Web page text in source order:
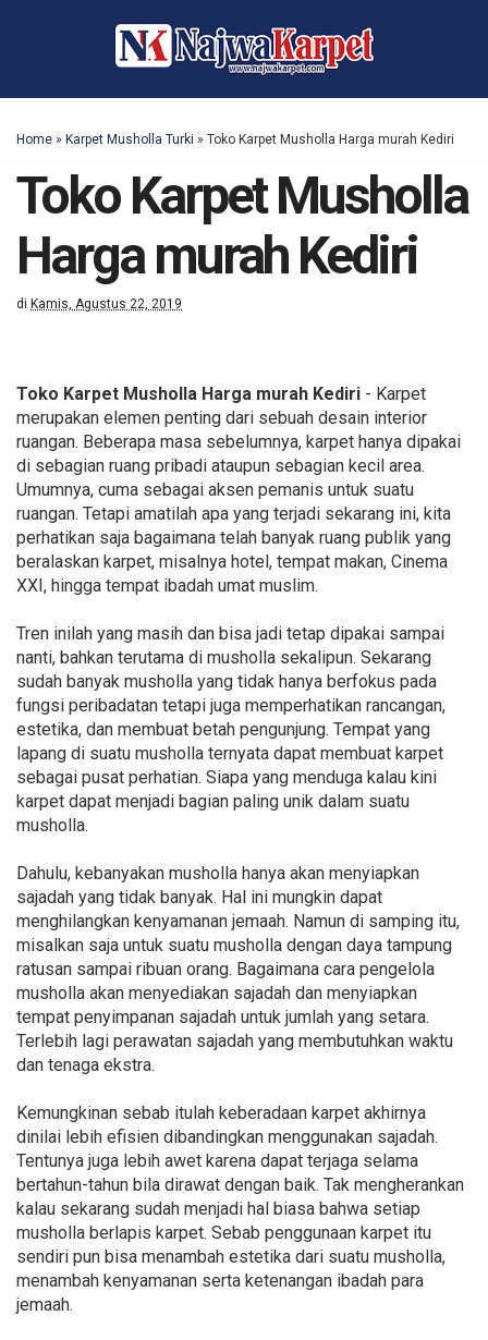
Home » Karpet Musholla Turki » Toko Karpet Musholla Harga murah Kediri
Toko Karpet Musholla
Harga murah Kediri
di Kamis, Agustus 22, 2019
Toko Karpet Musholla Harga murah Kediri - Karpet
merupakan elemen penting dari sebuah desain interior
ruangan. Beberapa masa sebelumnya, karpet hanya dipakai
di sebagian ruang pribadi ataupun sebagian kecil area.
Umumnya, cuma sebagai aksen pemanis untuk suatu
ruangan. Tetapi amatilah apa yang terjadi sekarang ini, kita
perhatikan saja bagaimana telah banyak ruang publik yang
beralaskan karpet, misalnya hotel, tempat makan, Cinema
XXI, hingga tempat ibadah umat muslim.
Tren inilah yang masih dan bisa jadi tetap dipakai sampai
nanti, bahkan terutama di musholla sekalipun. Sekarang
sudah banyak musholla yang tidak hanya berfokus pada
fungsi peribadatan tetapi juga memperhatikan rancangan,
estetika, dan membuat betah pengunjung. Tempat yang
lapang di suatu musholla ternyata dapat membuat karpet
sebagai pusat perhatian. Siapa yang menduga kalau kini
karpet dapat menjadi bagian paling unik dalam suatu
musholla.
Dahulu, kebanyakan musholla hanya akan menyiapkan
sajadah yang tidak banyak. Hal ini mungkin dapat
menghilangkan kenyamanan jemaah. Namun di samping itu,
misalkan saja untuk suatu musholla dengan daya tampung
ratusan sampai ribuan orang. Bagaimana cara pengelola
musholla akan menyediakan sajadah dan menyiapkan
tempat penyimpanan sajadah untuk jumlah yang setara.
Terlebih lagi perawatan sajadah yang membutuhkan waktu
dan tenaga ekstra.
Kemungkinan sebab itulah keberadaan karpet akhirnya
dinilai lebih efisien dibandingkan menggunakan sajadah.
Tentunya juga lebih awet karena dapat terjaga selama
bertahun-tahun bila dirawat dengan baik. Tak mengherankan
kalau sekarang sudah menjadi hal biasa bahwa setiap
musholla berlapis karpet. Sebab penggunaan karpet itu
sendiri pun bisa menambah estetika dari suatu musholla,
menambah kenyamanan serta ketenangan ibadah para
jemaah.